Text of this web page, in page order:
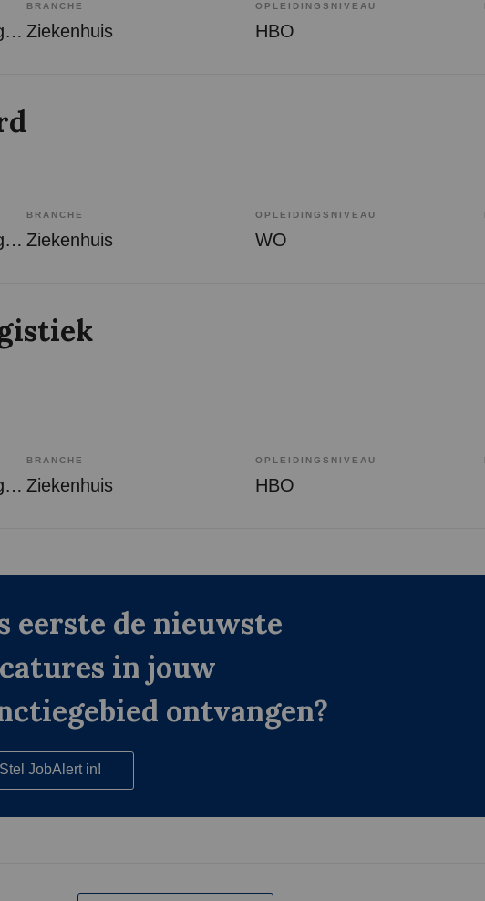
Overige beroepen management
BRANCHE
Ziekenhuis
OPLEIDINGSNIVEAU
HBO
Overige beroepen management
BRANCHE
Ziekenhuis
OPLEIDINGSNIVEAU
WO
Overige beroepen management
BRANCHE
Ziekenhuis
OPLEIDINGSNIVEAU
HBO
eerste de nieuwste
in jouw
ontvangen?
Stel JobAlert in!